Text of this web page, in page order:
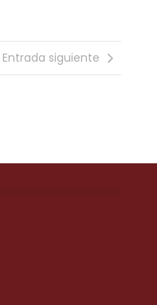
Entrada siguiente